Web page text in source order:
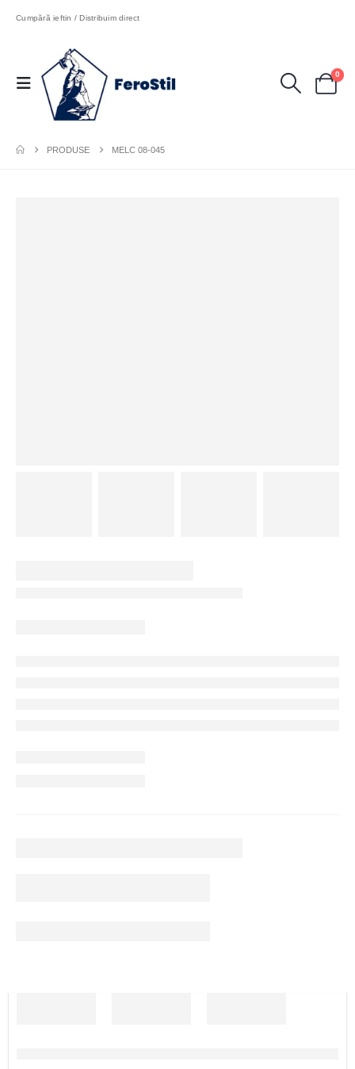
Cumpără ieftin / Distribuim direct
0
PRODUSE MELC 08-045